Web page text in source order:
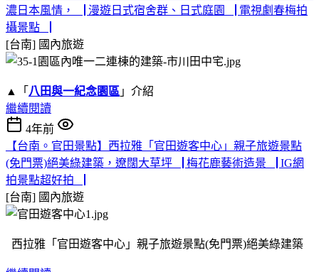
濃日本風情，▕ 漫遊日式宿舍群、日式庭園▕ 電視劇春梅拍
攝景點▕
[台南] 國內旅遊
▲「 八田與一紀念園區 」介紹
繼續閱讀
4年前
【台南。官田景點】西拉雅「官田遊客中心」親子旅遊景點
(免門票)絕美綠建築，遼闊大草坪▕ 梅花鹿藝術造景▕ IG網
拍景點超好拍▕
[台南] 國內旅遊
西拉雅「官田遊客中心」親子旅遊景點(免門票)絕美綠建築